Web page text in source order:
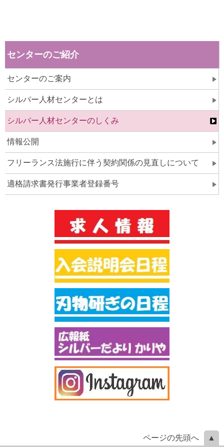
センターのご紹介
センターのご案内
シルバー人材センターとは
シルバー人材センターのしくみ
情報公開
フリーランス法施行に伴う契約関係の見直しについて
適格請求書発行事業者登録番号
ページの先頭へ